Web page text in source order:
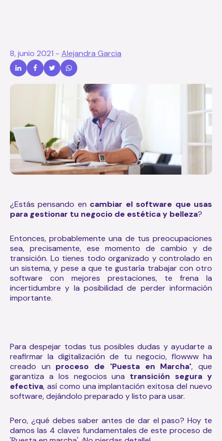
8, junio 2021 - Alejandra Garcia
¿Estás pensando en cambiar el software que usas
para gestionar tu negocio de estética y belleza?
Entonces, probablemente una de tus preocupaciones
sea, precisamente, ese momento de cambio y de
transición. Lo tienes todo organizado y controlado en
un sistema, y pese a que te gustaría trabajar con otro
software con mejores prestaciones, te frena la
incertidumbre y la posibilidad de perder información
importante.
Para despejar todas tus posibles dudas y ayudarte a
reafirmar la digitalización de tu negocio, flowww ha
creado un proceso de 'Puesta en Marcha', que
garantiza a los negocios una transición segura y
efectiva, así como una implantación exitosa del nuevo
software, dejándolo preparado y listo para usar.
Pero, ¿qué debes saber antes de dar el paso? Hoy te
damos las 4 claves fundamentales de este proceso de